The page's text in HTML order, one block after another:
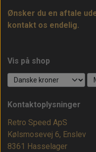
Ønsker du en aftale
kontakt os endelig.
Vis på shop
Kontaktoplysninger
Retro Speed ApS
Kølsmosevej 6, Enslev
8361 Hasselager